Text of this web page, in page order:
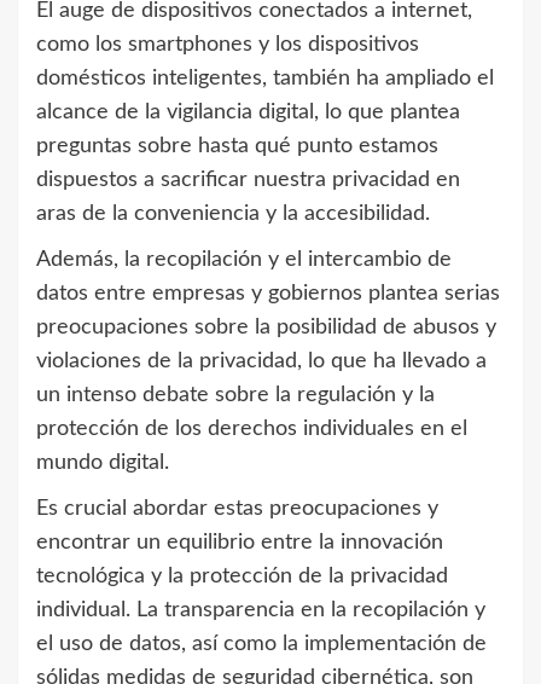
El auge de dispositivos conectados a internet,
como los smartphones y los dispositivos
domésticos inteligentes, también ha ampliado el
alcance de la vigilancia digital, lo que plantea
preguntas sobre hasta qué punto estamos
dispuestos a sacrificar nuestra privacidad en
aras de la conveniencia y la accesibilidad.
Además, la recopilación y el intercambio de
datos entre empresas y gobiernos plantea serias
preocupaciones sobre la posibilidad de abusos y
violaciones de la privacidad, lo que ha llevado a
un intenso debate sobre la regulación y la
protección de los derechos individuales en el
mundo digital.
Es crucial abordar estas preocupaciones y
encontrar un equilibrio entre la innovación
tecnológica y la protección de la privacidad
individual. La transparencia en la recopilación y
el uso de datos, así como la implementación de
sólidas medidas de seguridad cibernética, son